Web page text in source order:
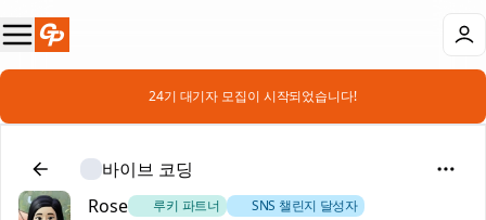
📣 24기 대기자 모집이 시작되었습니다!
바이브 코딩
Rose
🎻 루키 파트너
🚀 SNS 챌린지 달성자